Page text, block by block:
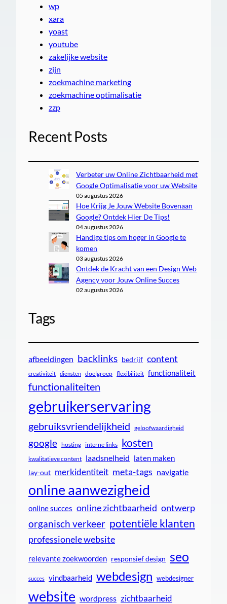
wp
xara
yoast
youtube
zakelijke website
zijn
zoekmachine marketing
zoekmachine optimalisatie
zzp
Recent Posts
Verbeter uw Online Zichtbaarheid met
Google Optimalisatie voor uw Website
05 augustus 2026
Hoe Krijg Je Jouw Website Bovenaan
Google? Ontdek Hier De Tips!
04 augustus 2026
Handige tips om hoger in Google te
komen
03 augustus 2026
Ontdek de Kracht van een Design Web
Agency voor Jouw Online Succes
02 augustus 2026
Tags
afbeeldingen backlinks bedrijf content
creativiteit diensten doelgroep flexibiliteit functionaliteit
functionaliteiten
gebruikerservaring
gebruiksvriendelijkheid geloofwaardigheid
google hosting interne links kosten
kwalitatieve content laadsnelheid laten maken
lay-out merkidentiteit meta-tags navigatie
online aanwezigheid
online succes online zichtbaarheid ontwerp
organisch verkeer potentiële klanten
professionele website
relevante zoekwoorden responsief design seo
succes vindbaarheid webdesign webdesigner
website wordpress zichtbaarheid